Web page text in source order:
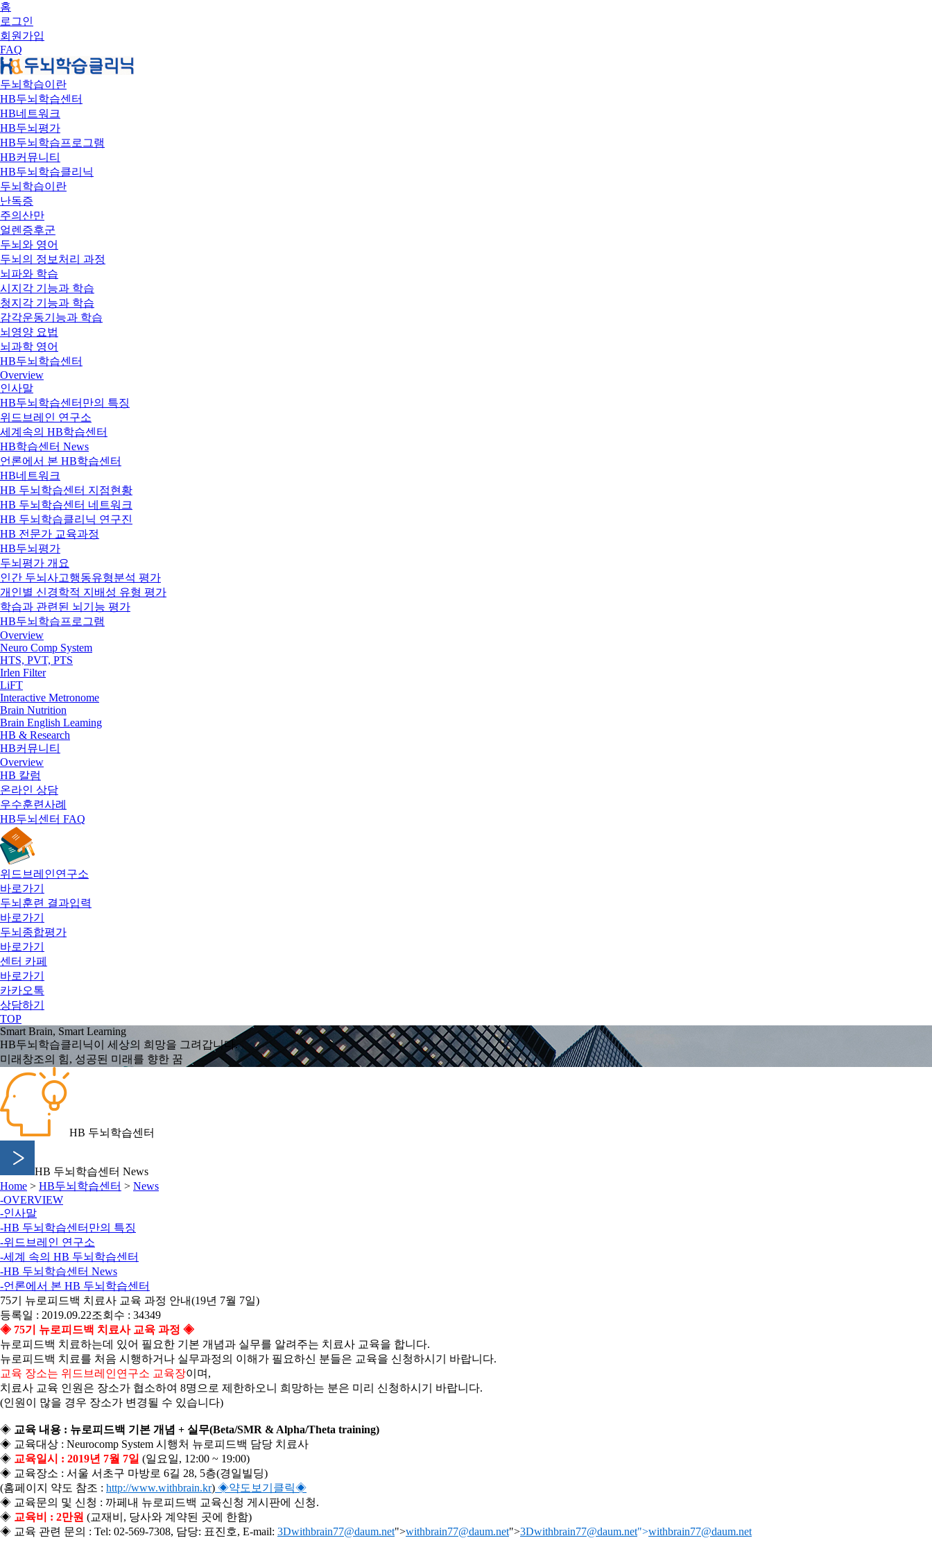
홈
로그인
회원가입
FAQ
두뇌학습이란
HB두뇌학습센터
HB네트워크
HB두뇌평가
HB두뇌학습프로그램
HB커뮤니티
HB두뇌학습클리닉
두뇌학습이란
난독증
주의산만
얼렌증후군
두뇌와 영어
두뇌의 정보처리 과정
뇌파와 학습
시지각 기능과 학습
청지각 기능과 학습
감각운동기능과 학습
뇌영양 요법
뇌과학 영어
HB두뇌학습센터
Overview
인사말
HB두뇌학습센터만의 특징
위드브레인 연구소
세계속의 HB학습센터
HB학습센터 News
언론에서 본 HB학습센터
HB네트워크
HB 두뇌학습센터 지점현황
HB 두뇌학습센터 네트워크
HB 두뇌학습클리닉 연구진
HB 전문가 교육과정
HB두뇌평가
두뇌평가 개요
인간 두뇌사고행동유형분석 평가
개인별 신경학적 지배성 유형 평가
학습과 관련된 뇌기능 평가
HB두뇌학습프로그램
Overview
Neuro Comp System
HTS, PVT, PTS
Irlen Filter
LiFT
Interactive Metronome
Brain Nutrition
Brain English Leaming
HB & Research
HB커뮤니티
Overview
HB 칼럼
온라인 상담
우수훈련사례
HB두뇌센터 FAQ
위드브레인연구소
바로가기
두뇌훈련 결과입력
바로가기
두뇌종합평가
바로가기
센터 카페
바로가기
카카오톡
상담하기
TOP
Smart Brain, Smart Learning
HB두뇌학습클리닉이 세상의 희망을 그려갑니다.
미래창조의 힘, 성공된 미래를 향한 꿈
HB 두뇌학습센터
HB 두뇌학습센터 News
Home > HB두뇌학습센터 > News
-OVERVIEW
-인사말
-HB 두뇌학습센터만의 특징
-위드브레인 연구소
-세계 속의 HB 두뇌학습센터
-HB 두뇌학습센터 News
-언론에서 본 HB 두뇌학습센터
75기 뉴로피드백 치료사 교육 과정 안내(19년 7월 7일)
등록일 : 2019.09.22조회수 : 34349
◈ 75기 뉴로피드백 치료사 교육 과정 ◈
뉴로피드백 치료하는데 있어 필요한 기본 개념과 실무를 알려주는 치료사 교육을 합니다.
뉴로피드백 치료를 처음 시행하거나 실무과정의 이해가 필요하신 분들은 교육을 신청하시기 바랍니다.
교육 장소는 위드브레인연구소 교육장이며,
치료사 교육 인원은 장소가 협소하여 8명으로 제한하오니 희망하는 분은 미리 신청하시기 바랍니다.
(인원이 많을 경우 장소가 변경될 수 있습니다)
◈ 교육 내용 : 뉴로피드백 기본 개념 + 실무(Beta/SMR & Alpha/Theta training)
◈ 교육대상 : Neurocomp System 시행처 뉴로피드백 담당 치료사
◈ 교육일시 : 2019년 7월 7일 (일요일, 12:00 ~ 19:00)
◈ 교육장소 : 서울 서초구 마방로 6길 28, 5층(경일빌딩)
(홈페이지 약도 참조 : http://www.withbrain.kr) ◈약도보기클릭◈
◈ 교육문의 및 신청 : 까페내 뉴로피드백 교육신청 게시판에 신청.
◈ 교육비 : 2만원 (교재비, 당사와 계약된 곳에 한함)
◈ 교육 관련 문의 : Tel: 02-569-7308, 담당: 표진호, E-mail: 3Dwithbrain77@daum.net">withbrain77@daum.net">3Dwithbrain77@daum.net">withbrain77@daum.net